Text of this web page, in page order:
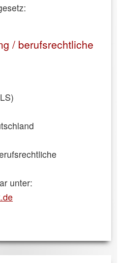
/ berufsrechtliche
unter: